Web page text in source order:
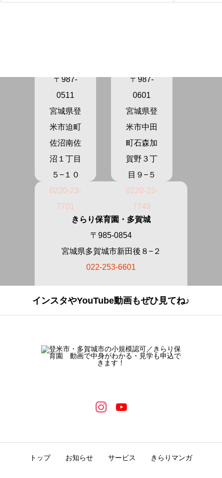
〒987-
0511
宮城県登
米市迫町
佐沼南佐
沼１丁目
５−１０
0220-23-
7701
〒987-
0601
宮城県登
米市中田
町石森加
賀野３丁
目９−５
0220-23-
7748
きらり保育園・多賀城
〒985-0854
宮城県多賀城市新田後８−２
022-253-6601
インスタやYouTube動画もぜひ見てね♪
トップ お知らせ サービス きらりマンガ